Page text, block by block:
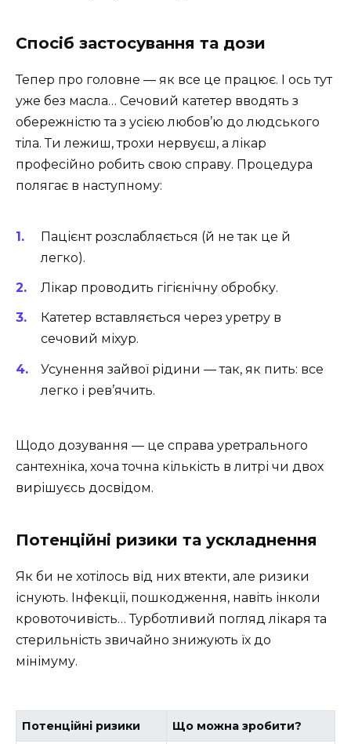
Спосіб застосування та дози
Тепер про головне — як все це працює. І ось тут
уже без масла… Сечовий катетер вводять з
обережністю та з усією любов’ю до людського
тіла. Ти лежиш, трохи нервуєш, а лікар
професійно робить свою справу. Процедура
полягає в наступному:
Пацієнт розслабляється (й не так це й
легко).
Лікар проводить гігієнічну обробку.
Катетер вставляється через уретру в
сечовий міхур.
Усунення зайвої рідини — так, як пить: все
легко і рев’ячить.
Щодо дозування — це справа уретрального
сантехніка, хоча точна кількість в литрі чи двох
вирішуєсь досвідом.
Потенційні ризики та ускладнення
Як би не хотілось від них втекти, але ризики
існують. Інфекції, пошкодження, навіть інколи
кровоточивість… Турботливий погляд лікаря та
стерильність звичайно знижують їх до
мінімуму.
Потенційні ризики Що можна зробити?